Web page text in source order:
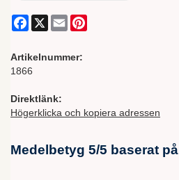
Facebook
X Email
Artikelnummer:
1866
Direktlänk:
Högerklicka och kopiera adressen
Medelbetyg 5/5 baserat på